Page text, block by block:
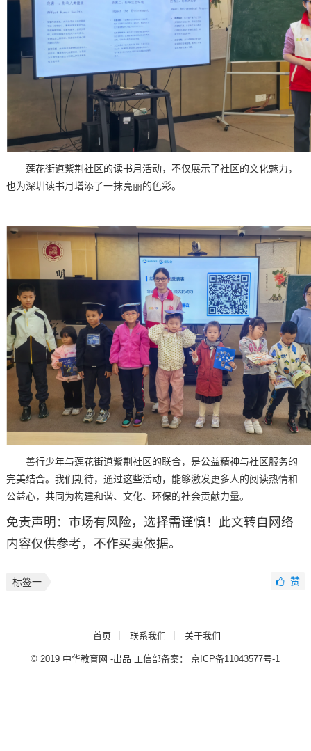
莲花街道紫荆社区的读书月活动，不仅展示了社区的文化魅力，
也为深圳读书月增添了一抹亮丽的色彩。
善行少年与莲花街道紫荆社区的联合，是公益精神与社区服务的
完美结合。我们期待，通过这些活动，能够激发更多人的阅读热情和
公益心，共同为构建和谐、文化、环保的社会贡献力量。
免责声明：市场有风险，选择需谨慎！此文转自网络
内容仅供参考，不作买卖依据。
标签一 赞
首页 联系我们 关于我们
© 2019 中华教育网 -出品 工信部备案：京ICP备11043577号-1